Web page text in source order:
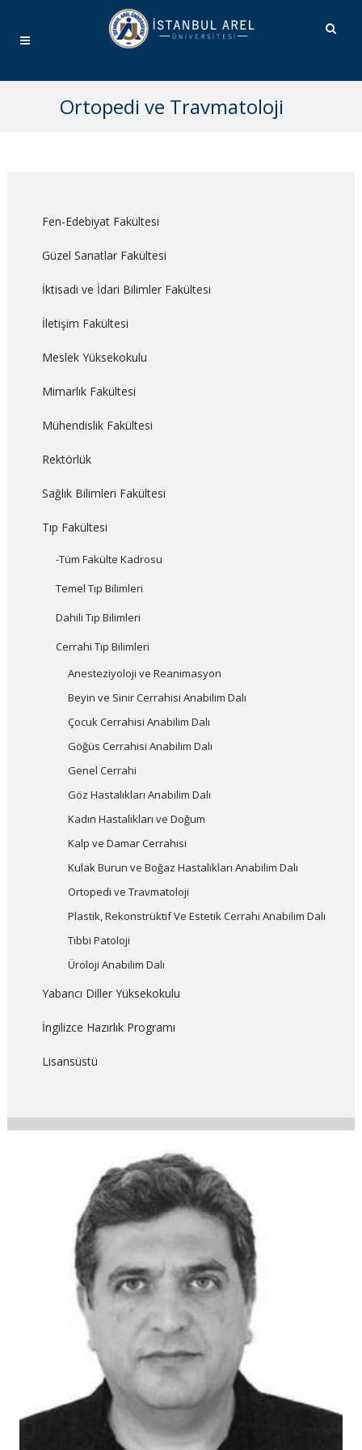
Ortopedi ve Travmatoloji
Fen-Edebiyat Fakültesi
Güzel Sanatlar Fakültesi
İktisadi ve İdari Bilimler Fakültesi
İletişim Fakültesi
Meslek Yüksekokulu
Mimarlık Fakültesi
Mühendislik Fakültesi
Rektörlük
Sağlık Bilimleri Fakültesi
Tıp Fakültesi
-Tüm Fakülte Kadrosu
Temel Tıp Bilimleri
Dahili Tıp Bilimleri
Cerrahi Tıp Bilimleri
Anesteziyoloji ve Reanimasyon
Beyin ve Sinir Cerrahisi Anabilim Dalı
Çocuk Cerrahisi Anabilim Dalı
Göğüs Cerrahisi Anabilim Dalı
Genel Cerrahi
Göz Hastalıkları Anabilim Dalı
Kadın Hastalıkları ve Doğum
Kalp ve Damar Cerrahisi
Kulak Burun ve Boğaz Hastalıkları Anabilim Dalı
Ortopedi ve Travmatoloji
Plastik, Rekonstrüktif Ve Estetik Cerrahi Anabilim Dalı
Tıbbi Patoloji
Üroloji Anabilim Dalı
Yabancı Diller Yüksekokulu
İngilizce Hazırlık Programı
Lisansüstü